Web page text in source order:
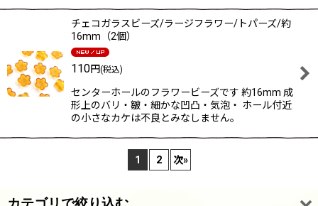
チェコガラスビーズ/ラージフラワー/トパーズ/約
16mm（2個）
110円(税込)
センターホールのフラワービーズです 約16mm 成
形上のバリ・皺・細かな凹凸・気泡・ ホール付近
の小さなカケは不良とみなしません。
1 2 次»